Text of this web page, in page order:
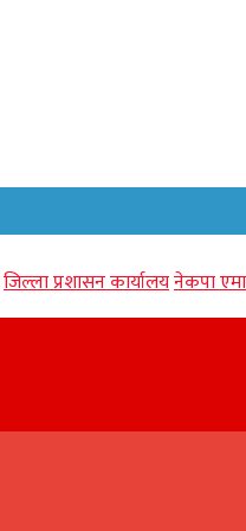
जिल्ला प्रशासन कार्यालयनेकपा